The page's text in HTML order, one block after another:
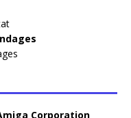
Corporation